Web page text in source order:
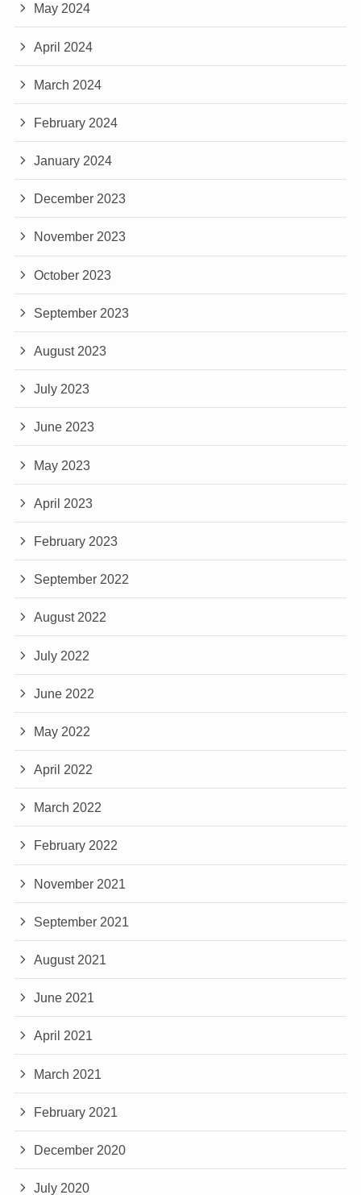
May 2024
April 2024
March 2024
February 2024
January 2024
December 2023
November 2023
October 2023
September 2023
August 2023
July 2023
June 2023
May 2023
April 2023
February 2023
September 2022
August 2022
July 2022
June 2022
May 2022
April 2022
March 2022
February 2022
November 2021
September 2021
August 2021
June 2021
April 2021
March 2021
February 2021
December 2020
July 2020